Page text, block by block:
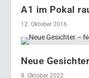
A1 im Pokal
12. Oktober 2016
Neue
8. Oktober 2022